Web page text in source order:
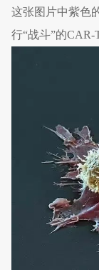
这张图片中紫色
行“战斗”的CAR-